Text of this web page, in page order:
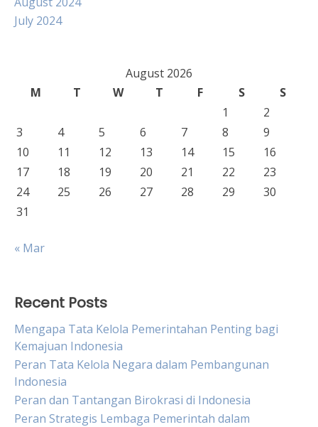
July 2024
August 2026
M
T W T F S
S
1
2
3
4 5 6 7 8
9
10
11 12 13 14 15
16
17
18 19 20 21 22
23
24
25 26 27 28 29
30
31
« Mar
Recent Posts
Mengapa Tata Kelola Pemerintahan Penting bagi
Kemajuan Indonesia
Peran Tata Kelola Negara dalam Pembangunan
Indonesia
Peran dan Tantangan Birokrasi di Indonesia
Peran Strategis Lembaga Pemerintah dalam